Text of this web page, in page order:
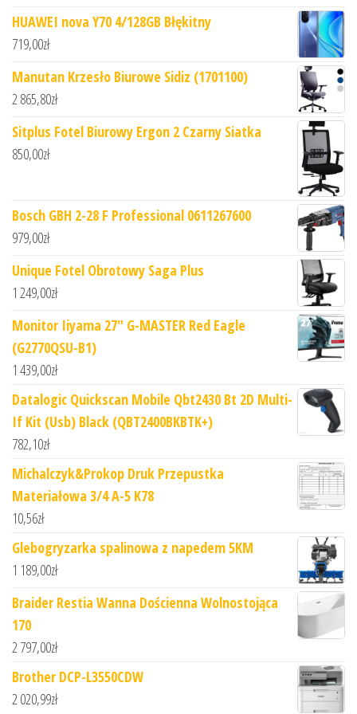
HUAWEI nova Y70 4/128GB Błękitny
719,00zł
Manutan Krzesło Biurowe Sidiz (1701100)
2 865,80zł
Sitplus Fotel Biurowy Ergon 2 Czarny Siatka
850,00zł
Bosch GBH 2-28 F Professional 0611267600
979,00zł
Unique Fotel Obrotowy Saga Plus
1 249,00zł
Monitor Iiyama 27" G-MASTER Red Eagle
(G2770QSU-B1)
1 439,00zł
Datalogic Quickscan Mobile Qbt2430 Bt 2D Multi-
If Kit (Usb) Black (QBT2400BKBTK+)
782,10zł
Michalczyk&Prokop Druk Przepustka
Materiałowa 3/4 A-5 K78
10,56zł
Glebogryzarka spalinowa z napedem 5KM
1 189,00zł
Braider Restia Wanna Dościenna Wolnostojąca
170
2 797,00zł
Brother DCP-L3550CDW
2 020,99zł